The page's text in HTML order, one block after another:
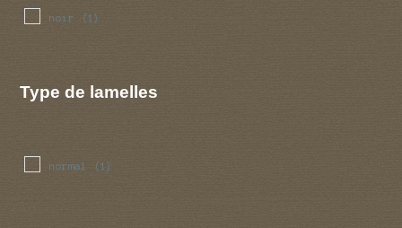
noir (1)
Type de lamelles
normal (1)